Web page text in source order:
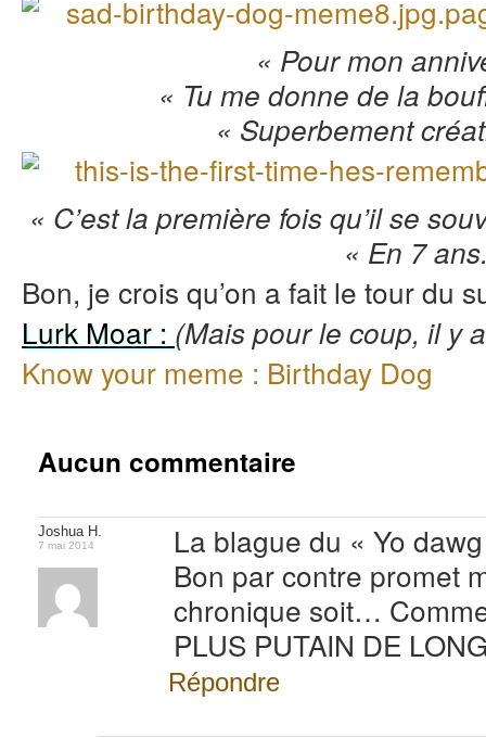
« Pour mon
« Tu me donne de la
« Superbement
« C’est la première fois qu’il se
« En 7
Bon, je crois qu’on a fait le tour du
Lurk Moar : (Mais pour le coup, il y
Know your meme : Birthday Dog
Aucun commentaire
Joshua H.
7 mai 2014
La blague du « Yo
Bon par contre promet
chronique soit…
PLUS PUTAIN DE
Répondre